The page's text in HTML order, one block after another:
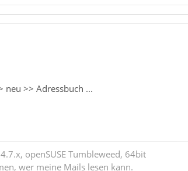
neu >> Adressbuch ...
openSUSE Tumbleweed, 64bit
wer meine Mails lesen kann.